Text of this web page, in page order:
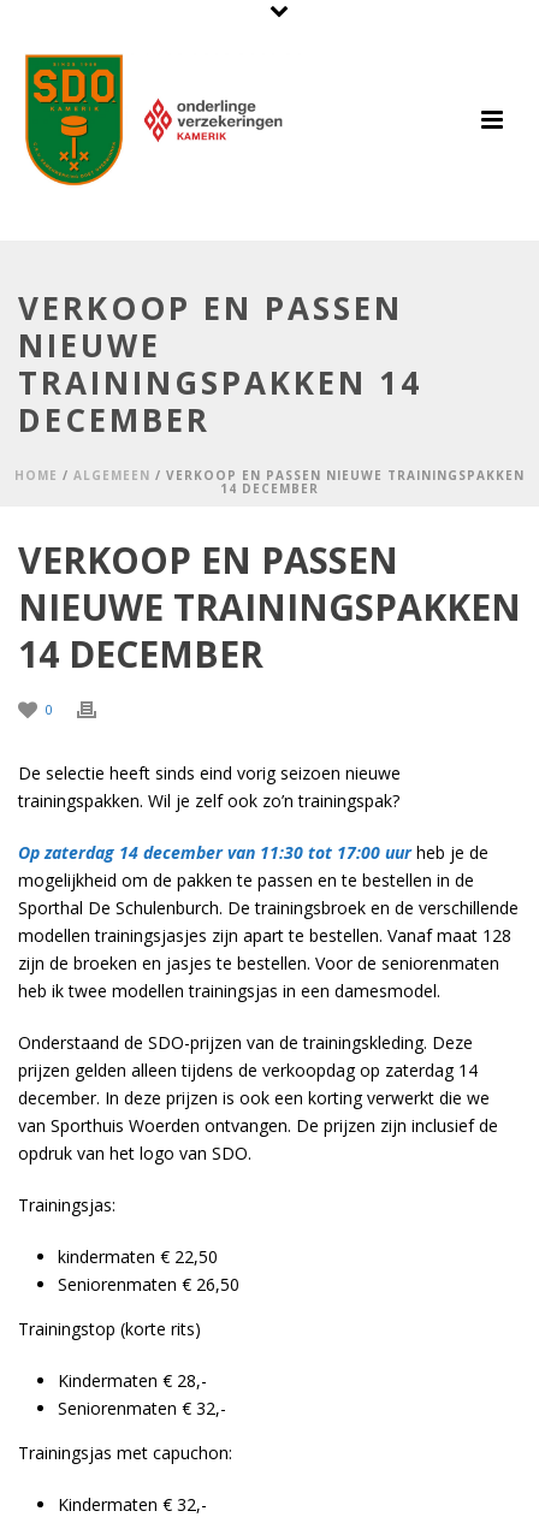
VERKOOP EN PASSEN
NIEUWE
TRAININGSPAKKEN 14
DECEMBER
HOME / ALGEMEEN / VERKOOP EN PASSEN NIEUWE TRAININGSPAKKEN
14 DECEMBER
VERKOOP EN PASSEN
NIEUWE TRAININGSPAKKEN
14 DECEMBER
0
De selectie heeft sinds eind vorig seizoen nieuwe
trainingspakken. Wil je zelf ook zo’n trainingspak?
Op zaterdag 14 december van 11:30 tot 17:00 uurheb je de
mogelijkheid om de pakken te passen en te bestellen in de
Sporthal De Schulenburch. De trainingsbroek en de verschillende
modellen trainingsjasjes zijn apart te bestellen. Vanaf maat 128
zijn de broeken en jasjes te bestellen. Voor de seniorenmaten
heb ik twee modellen trainingsjas in een damesmodel.
Onderstaand de SDO-prijzen van de trainingskleding. Deze
prijzen gelden alleen tijdens de verkoopdag op zaterdag 14
december. In deze prijzen is ook een korting verwerkt die we
van Sporthuis Woerden ontvangen. De prijzen zijn inclusief de
opdruk van het logo van SDO.
Trainingsjas:
kindermaten € 22,50
Seniorenmaten € 26,50
Trainingstop (korte rits)
Kindermaten € 28,-
Seniorenmaten € 32,-
Trainingsjas met capuchon:
Kindermaten € 32,-